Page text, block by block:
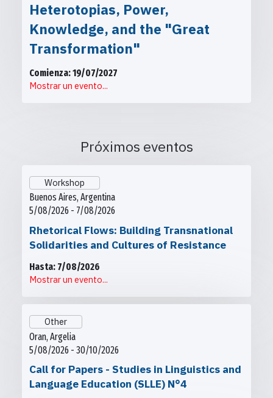
Heterotopias, Power,
Knowledge, and the "Great
Transformation"
Comienza: 19/07/2027
Mostrar un evento...
Próximos eventos
Workshop
Buenos Aires, Argentina
5/08/2026 - 7/08/2026
Rhetorical Flows: Building Transnational
Solidarities and Cultures of Resistance
Hasta: 7/08/2026
Mostrar un evento...
Other
Oran, Argelia
5/08/2026 - 30/10/2026
Call for Papers - Studies in Linguistics and
Language Education (SLLE) N°4